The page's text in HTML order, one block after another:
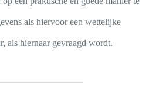
als hiervoor een wettelijke
als hiernaar gevraagd wordt.